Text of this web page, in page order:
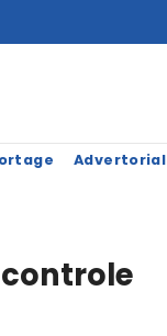
Advertorial